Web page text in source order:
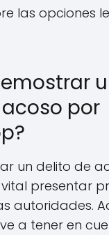
las opciones
por
un delito de
presentar
autoridades.
a tener en